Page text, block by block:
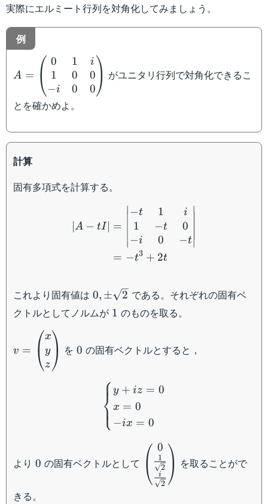
実際にエルミート行列を対角化してみましょう。
例
\begin{pmatrix}
0&1&i\\
1&0&0\\ -i
\end{pmatrix}
A = ⎝
⎛ 0
1
−i
1
0
0
i
0
0⎠
⎞ がユニタリ行列で対角化できるこ
とを確かめよ。
計算
固有多項式を計算する。
\begin{aligned} \left|
∣A − tI ∣ =
∣
∣−t
1
−i
1
−t
0
i
0
−t∣
∣
= −t3 + 2t
これより固有値は 0 , \pm
\sqrt{2}
0, ± 2 である。それぞれの固有ベ
クトルとしてノルムが 1
1 のものを取る。
\begin{pmatrix}
x\\ y \\ z
v = ⎝
⎛x
y
z⎠
⎞ を0 の固有ベクトルとすると，
⎩
⎨⎧ y + iz = 0
x = 0
−ix = 0
より 0 の固有ベクトルとして
\begin{pmatrix}
0\\ \frac{1}
{\sqrt{2}} \\
\frac{i}
⎝
⎛ 0
2
1
2
i ⎠
⎞ を取ることがで
きる。